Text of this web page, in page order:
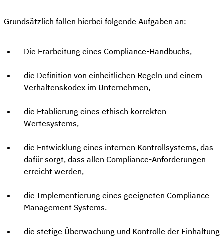
Grundsätzlich fallen hierbei folgende Aufgaben an:
Die Erarbeitung eines Compliance-Handbuchs,
die Definition von einheitlichen Regeln und einem
Verhaltenskodex im Unternehmen,
die Etablierung eines ethisch korrekten
Wertesystems,
die Entwicklung eines internen Kontrollsystems, das
dafür sorgt, dass allen Compliance-Anforderungen
erreicht werden,
die Implementierung eines geeigneten Compliance
Management Systems.
die stetige Überwachung und Kontrolle der Einhaltung